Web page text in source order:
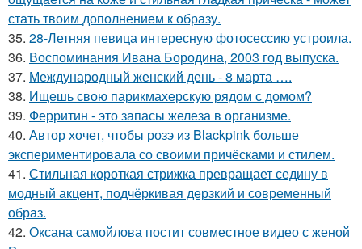
стать твоим дополнением к образу.
35. 28-Летняя певица интересную фотосессию устроила.
36. Воспоминания Ивана Бородина, 2003 год выпуска.
37. Международный женский день - 8 марта ….
38. Ищешь свою парикмахерскую рядом с домом?
39. Ферритин - это запасы железа в организме.
40. Автор хочет, чтобы розэ из Blackpink больше
экспериментировала со своими причёсками и стилем.
41. Стильная короткая стрижка превращает седину в
модный акцент, подчёркивая дерзкий и современный
образ.
42. Оксана самойлова постит совместное видео с женой